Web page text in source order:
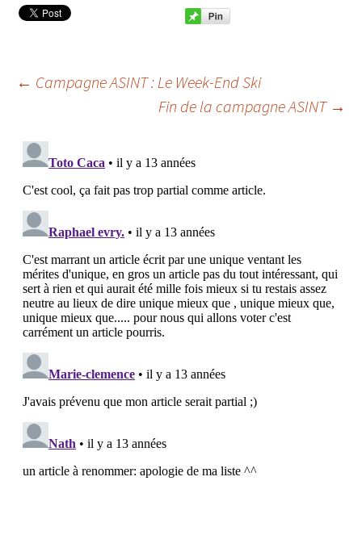
Navigation des
articles
← Campagne ASINT : Le Week-End Ski
Fin de la campagne ASINT →